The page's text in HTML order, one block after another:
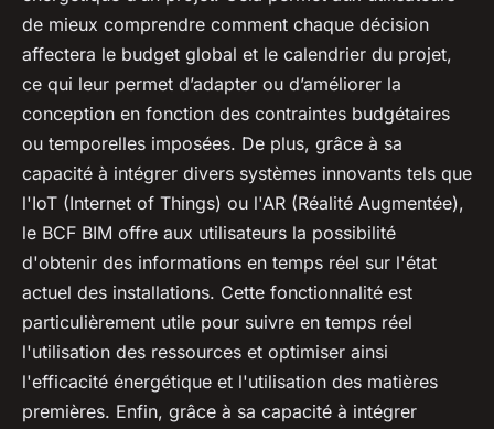
de mieux comprendre comment chaque décision
affectera le budget global et le calendrier du projet,
ce qui leur permet d’adapter ou d’améliorer la
conception en fonction des contraintes budgétaires
ou temporelles imposées. De plus, grâce à sa
capacité à intégrer divers systèmes innovants tels que
l'IoT (Internet of Things) ou l'AR (Réalité Augmentée),
le BCF BIM offre aux utilisateurs la possibilité
d'obtenir des informations en temps réel sur l'état
actuel des installations. Cette fonctionnalité est
particulièrement utile pour suivre en temps réel
l'utilisation des ressources et optimiser ainsi
l'efficacité énergétique et l'utilisation des matières
premières. Enfin, grâce à sa capacité à intégrer